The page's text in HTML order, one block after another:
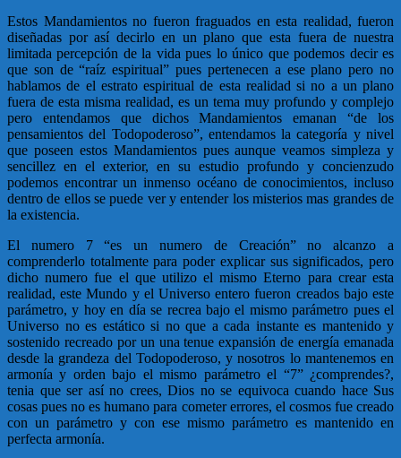
Estos Mandamientos no fueron fraguados en esta realidad, fueron
diseñadas por así decirlo en un plano que esta fuera de nuestra
limitada percepción de la vida pues lo único que podemos decir es
que son de “raíz espiritual” pues pertenecen a ese plano pero no
hablamos de el estrato espiritual de esta realidad si no a un plano
fuera de esta misma realidad, es un tema muy profundo y complejo
pero entendamos que dichos Mandamientos emanan “de los
pensamientos del Todopoderoso”, entendamos la categoría y nivel
que poseen estos Mandamientos pues aunque veamos simpleza y
sencillez en el exterior, en su estudio profundo y concienzudo
podemos encontrar un inmenso océano de conocimientos, incluso
dentro de ellos se puede ver y entender los misterios mas grandes de
la existencia.
El numero 7 “es un numero de Creación” no alcanzo a
comprenderlo totalmente para poder explicar sus significados, pero
dicho numero fue el que utilizo el mismo Eterno para crear esta
realidad, este Mundo y el Universo entero fueron creados bajo este
parámetro, y hoy en día se recrea bajo el mismo parámetro pues el
Universo no es estático si no que a cada instante es mantenido y
sostenido recreado por un una tenue expansión de energía emanada
desde la grandeza del Todopoderoso, y nosotros lo mantenemos en
armonía y orden bajo el mismo parámetro el “7” ¿comprendes?,
tenia que ser así no crees, Dios no se equivoca cuando hace Sus
cosas pues no es humano para cometer errores, el cosmos fue creado
con un parámetro y con ese mismo parámetro es mantenido en
perfecta armonía.